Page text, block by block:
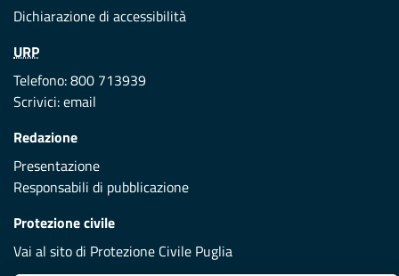
Dichiarazione di accessibilità
URP
Telefono: 800 713939
Scrivici:email
Redazione
Presentazione
Responsabili di pubblicazione
Protezione civile
Vai al sito di Protezione Civile Puglia